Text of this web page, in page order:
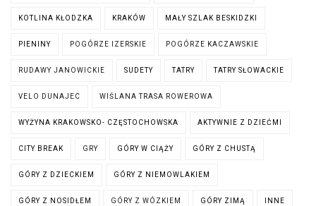
KOTLINA KŁODZKA KRAKÓW MAŁY SZLAK BESKIDZKI
PIENINY POGÓRZE IZERSKIE POGÓRZE KACZAWSKIE
RUDAWY JANOWICKIE SUDETY TATRY TATRY SŁOWACKIE
VELO DUNAJEC WIŚLANA TRASA ROWEROWA
WYŻYNA KRAKOWSKO- CZĘSTOCHOWSKA AKTYWNIE Z DZIEĆMI
CITY BREAK GRY GÓRY W CIĄŻY GÓRY Z CHUSTĄ
GÓRY Z DZIECKIEM GÓRY Z NIEMOWLAKIEM
GÓRY Z NOSIDŁEM GÓRY Z WÓZKIEM GÓRY ZIMĄ INNE